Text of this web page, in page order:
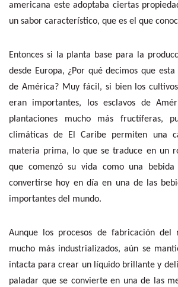
americana este adoptaba ciertas
un sabor característico, que es el que
Entonces si la planta base para la
desde Europa, ¿Por qué decimos que
de América? Muy fácil, si bien los
eran importantes, los esclavos de
plantaciones mucho más fructíferas,
climáticas de El Caribe permiten una
materia prima, lo que se traduce en un
que comenzó su vida como una bebida
convertirse hoy en día en una de las
importantes del mundo.
Aunque los procesos de fabricación
mucho más industrializados, aún se
intacta para crear un líquido brillante y
paladar que se convierte en una de las